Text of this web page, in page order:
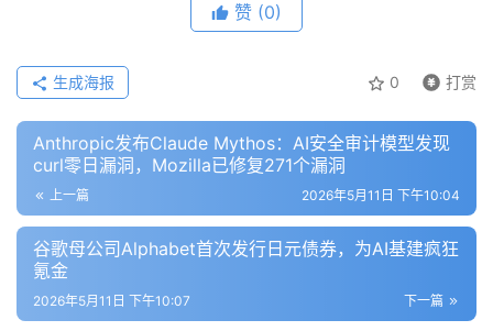
告
赞 (0)
0 打赏
生成海报
Anthropic发布Claude Mythos：AI安全审计模型发现
curl零日漏洞，Mozilla已修复271个漏洞
上一篇 2026年5月11日 下午10:04
谷歌母公司Alphabet首次发行日元债券，为AI基建疯狂
氪金
下一篇
2026年5月11日 下午10:07